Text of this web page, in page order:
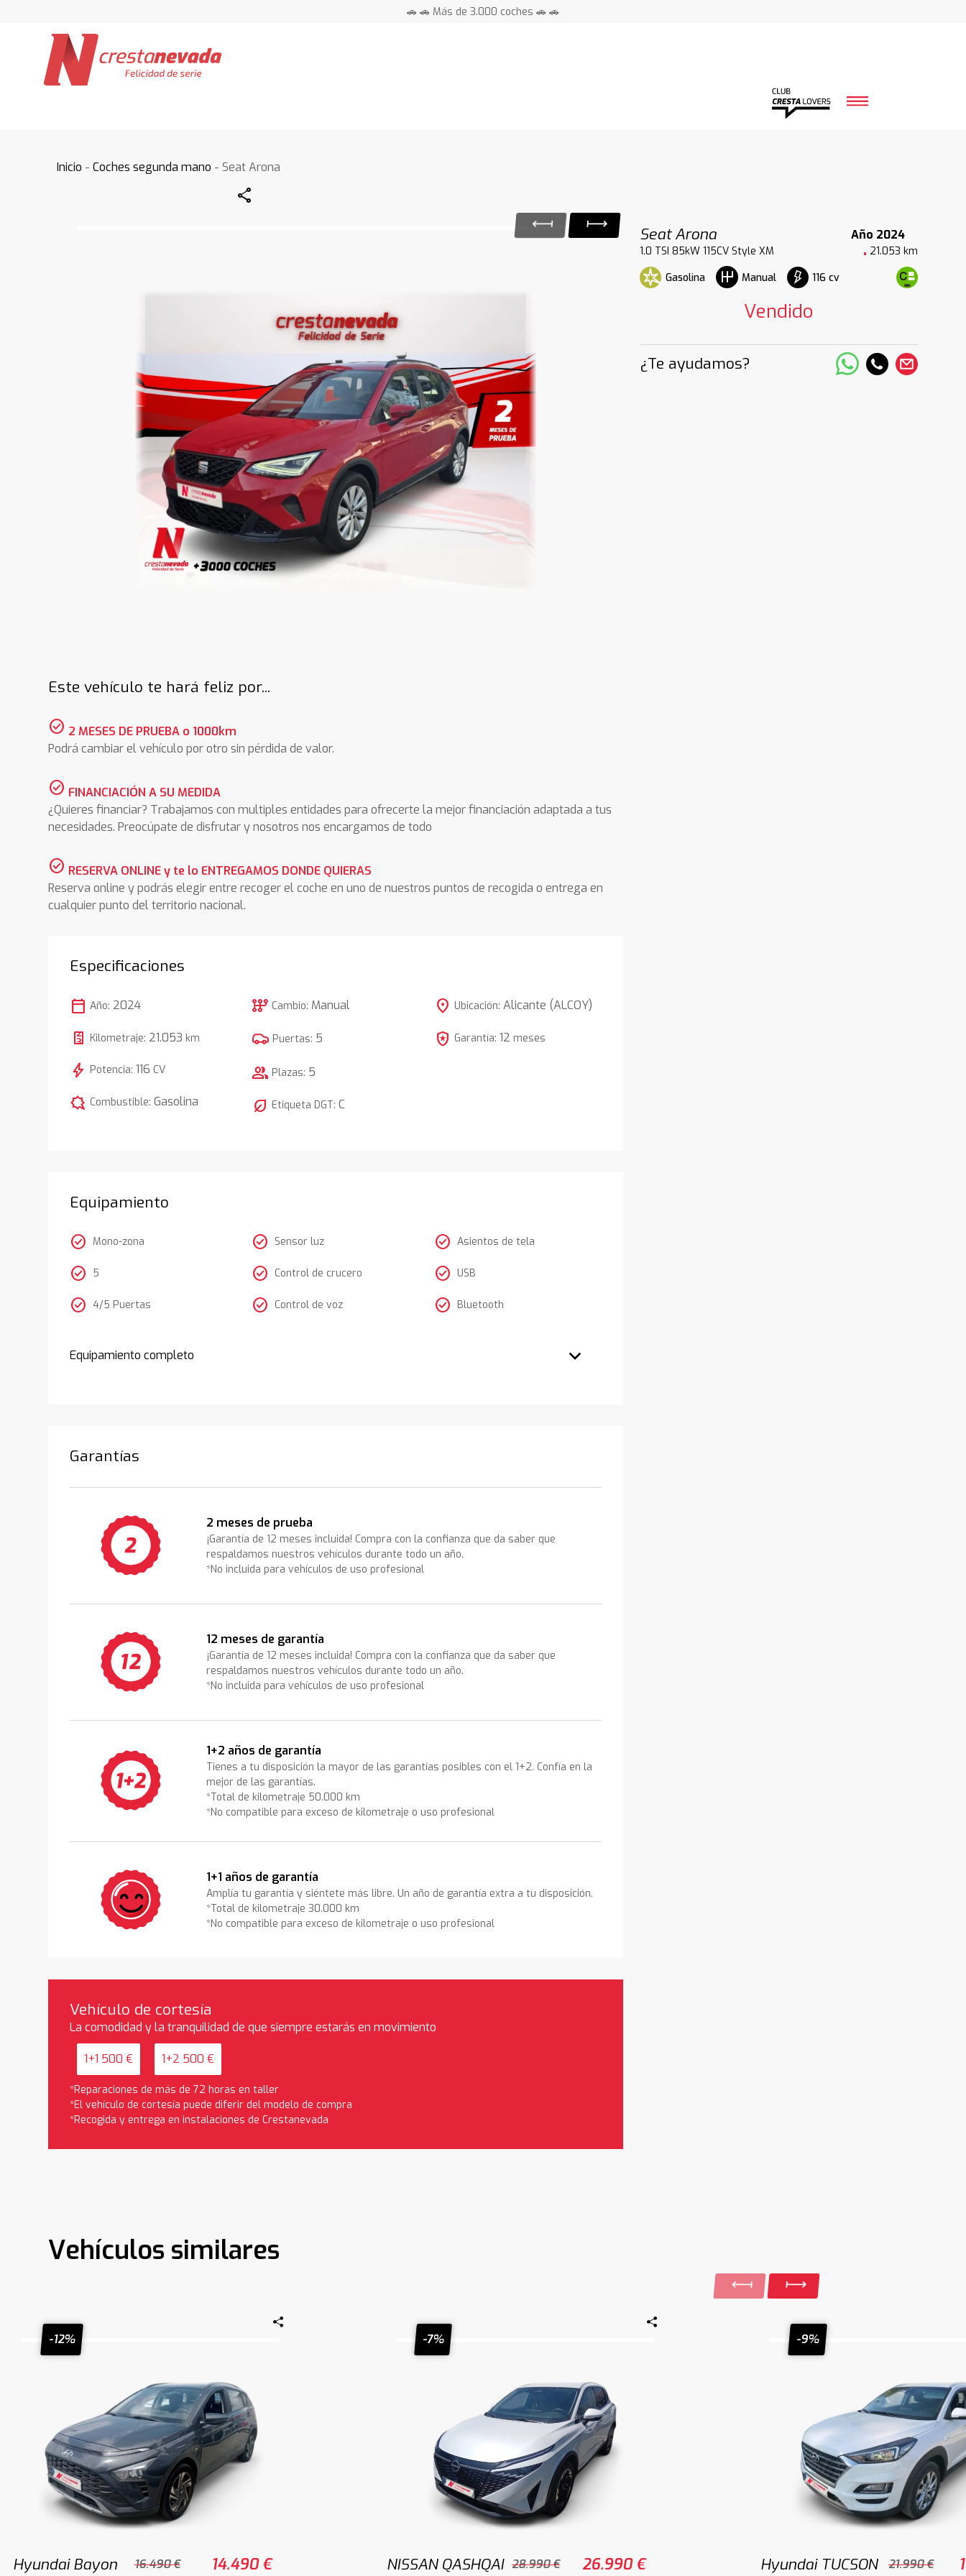
🚗 🚗 Más de 3.000 coches 🚗 🚗
Inicio -Coches segunda mano - Seat Arona
Share
Seat Arona
Año 2024
1.0 TSI 85kW 115CV Style XM
21.053 km
Gasolina
Manual 116 cv
Vendido
¿Te ayudamos?
Este vehículo te hará feliz por...
check_circle 2 MESES DE PRUEBA o 1000km
Podrá cambiar el vehículo por otro sin pérdida de valor.
check_circle FINANCIACIÓN A SU MEDIDA
¿Quieres financiar? Trabajamos con multiples entidades para ofrecerte la mejor financiación adaptada a tus
necesidades. Preocúpate de disfrutar y nosotros nos encargamos de todo
check_circle RESERVA ONLINE y te lo ENTREGAMOS DONDE QUIERAS
Reserva online y podrás elegir entre recoger el coche en uno de nuestros puntos de recogida o entrega en
cualquier punto del territorio nacional.
Especificaciones
calendar_today Año: 2024
Kilometraje: 21.053 km
bolt Potencia:116 CV
comic_bubble Combustible:Gasolina
auto_transmission Cambio: Manual
Puertas: 5
group Plazas: 5
nest_eco_leaf Etiqueta DGT:C
location_on Ubicación: Alicante (ALCOY)
local_police Garantía: 12 meses
Equipamiento
check_circle Mono-zona
check_circle 5
check_circle 4/5 Puertas
check_circle Sensor luz
check_circle Control de crucero
check_circle Control de voz
check_circle Asientos de tela
check_circle USB
check_circle Bluetooth
Equipamiento completo
Garantías
2 meses de prueba
¡Garantía de 12 meses incluida! Compra con la confianza que da saber que
respaldamos nuestros vehículos durante todo un año.
*No incluida para vehículos de uso profesional
12 meses de garantía
¡Garantía de 12 meses incluida! Compra con la confianza que da saber que
respaldamos nuestros vehículos durante todo un año.
*No incluida para vehículos de uso profesional
1+2 años de garantía
Tienes a tu disposición la mayor de las garantías posibles con el 1+2. Confía en la
mejor de las garantías.
*Total de kilometraje 50.000 km
*No compatible para exceso de kilometraje o uso profesional
1+1 años de garantía
Amplía tu garantía y siéntete más libre. Un año de garantía extra a tu disposición.
*Total de kilometraje 30.000 km
*No compatible para exceso de kilometraje o uso profesional
Vehículo de cortesía
La comodidad y la tranquilidad de que siempre estarás en movimiento
1+1 500 € 1+2 500 €
*Reparaciones de más de 72 horas en taller
*El vehículo de cortesía puede diferir del modelo de compra
*Recogida y entrega en instalaciones de Crestanevada
Vehículos similares
-12%
Hyundai Bayon 16.490 € 14.490 €
-7%
NISSAN QASHQAI 28.990 € 26.990 €
-9%
Hyundai TUCSON 21.990 €